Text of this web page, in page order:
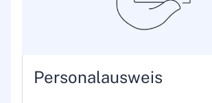
Personalausweis